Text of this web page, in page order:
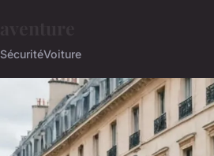
SécuritéVoiture